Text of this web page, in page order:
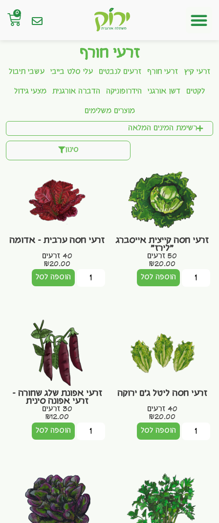
0
זרעי חורף
זרעי קיץ זרעי חורף זרעים לנבטים עלי סלט בייבי עשבי תיבול
לקטים דשן אורגני הידרופוניקה הדברה אורגנית מצעי גידול
מוצרים משלימים
רשימת המינים המלאה
סינון
זרעי חסה קייצית אייסברג
"לירז"
50 זרעים
₪20.00
הוספה לסל
זרעי חסה ערבית – אדומה
40 זרעים
₪20.00
הוספה לסל
זרעי חסה ליטל ג'ם ירוקה
40 זרעים
₪20.00
הוספה לסל
זרעי אפונת שלג שחורה –
זרעי אפונה סינית
30 זרעים
₪12.00
הוספה לסל